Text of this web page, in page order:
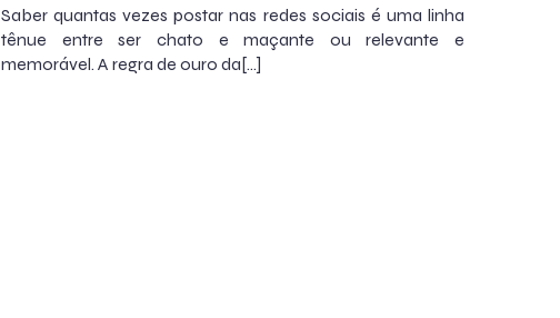
Saber quantas vezes postar nas redes sociais é uma linha
tênue entre ser chato e maçante ou relevante e
memorável. A regra de ouro da[…]